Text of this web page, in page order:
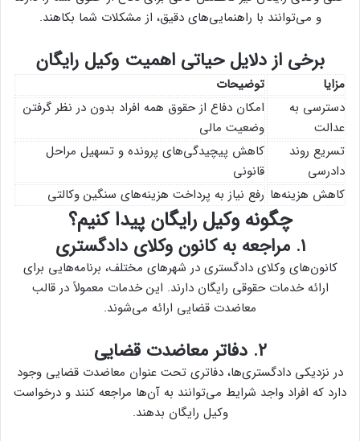
و می‌توانند با راهنمایی‌های دقیق، از مشکلات شما بکاهند.
برخی از دلایل حیاتی اهمیت وکیل رایگان
مزایا
توضیحات
دسترسی به
عدالت
امکان دفاع از حقوق همه افراد بدون در نظر گرفتن
وضعیت مالی
تسریع روند
دادرسی
کاهش پیچیدگی‌های پرونده و تسهیل مراحل
قانونی
کاهش هزینه‌ها رفع نیاز به پرداخت هزینه‌های سنگین وکالتی
چگونه وکیل رایگان پیدا کنیم؟
۱. مراجعه به کانون وکلای دادگستری
کانون‌های وکلای دادگستری در شهرهای مختلف، برنامه‌هایی برای
ارائه خدمات حقوقی رایگان دارند. این خدمات معمولاً در قالب
معاضدت قضایی ارائه می‌شوند.
۲. دفاتر معاضدت قضایی
در نزدیکی دادگستری‌ها، دفاتری تحت عنوان معاضدت قضایی وجود
دارد که افراد واجد شرایط می‌توانند به آن‌ها مراجعه کنند و درخواست
وکیل رایگان بدهند.